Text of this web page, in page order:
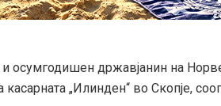
осумгодишен државјанин на
касарната „Илинден“ во Скопје,